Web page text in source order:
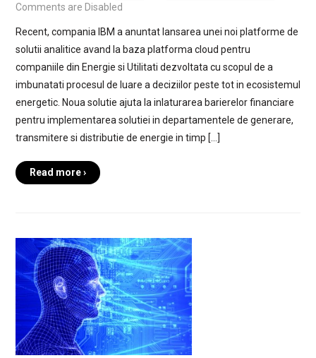
Comments are Disabled
Recent, compania IBM a anuntat lansarea unei noi platforme de
solutii analitice avand la baza platforma cloud pentru
companiile din Energie si Utilitati dezvoltata cu scopul de a
imbunatati procesul de luare a deciziilor peste tot in ecosistemul
energetic. Noua solutie ajuta la inlaturarea barierelor financiare
pentru implementarea solutiei in departamentele de generare,
transmitere si distributie de energie in timp […]
Read more ›